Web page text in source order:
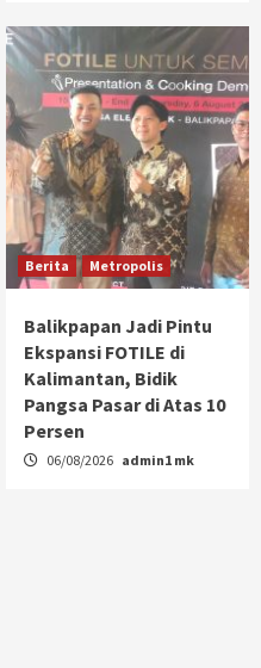
Berita Metropolis
Balikpapan Jadi Pintu
Ekspansi FOTILE di
Kalimantan, Bidik
Pangsa Pasar di Atas 10
Persen
06/08/2026 admin1 mk